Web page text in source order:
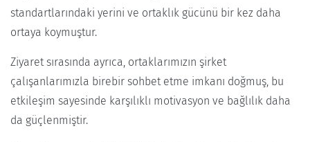
standartlarındaki yerini ve ortaklık gücünü bir kez daha
ortaya koymuştur.
Ziyaret sırasında ayrıca, ortaklarımızın şirket
çalışanlarımızla birebir sohbet etme imkanı doğmuş, bu
etkileşim sayesinde karşılıklı motivasyon ve bağlılık daha
da güçlenmiştir.